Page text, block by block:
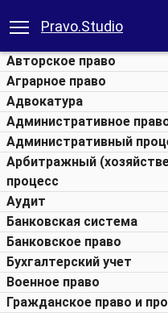
Pravo.Studio
Авторское право
Аграрное право
Адвокатура
Административное
Административный
Арбитражный
процесс
Аудит
Банковская система
Банковское право
Бухгалтерский учет
Военное право
Гражданское право и